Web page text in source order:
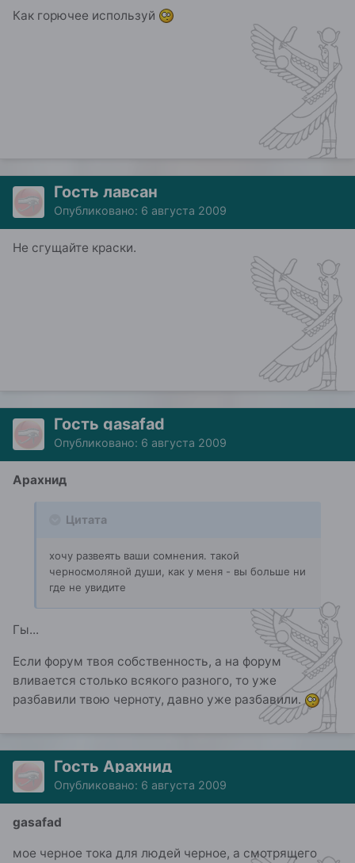
Как горючее используй
Гость лавсан
Опубликовано: 6 августа 2009
Не сгущайте краски.
Гость gasafad
Опубликовано: 6 августа 2009
Арахнид
Цитата
хочу развеять ваши сомнения. такой
черносмоляной души, как у меня - вы больше ни
где не увидите
Гы...
Если форум твоя собственность, а на форум
вливается столько всякого разного, то уже
разбавили твою черноту, давно уже разбавили.
Гость Арахнид
Опубликовано: 6 августа 2009
gasafad
мое черное тока для людей черное, а смотрящего